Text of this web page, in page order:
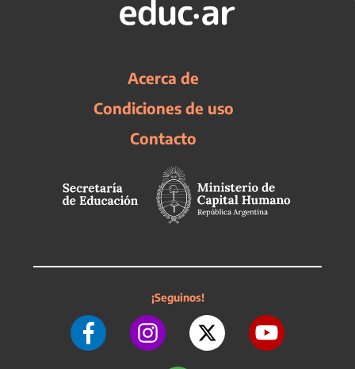
Acerca de
Condiciones de uso
Contacto
¡Seguinos!